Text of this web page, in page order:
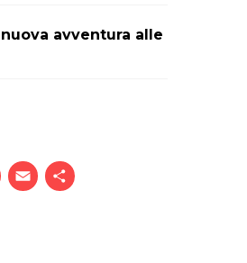
avventura alle